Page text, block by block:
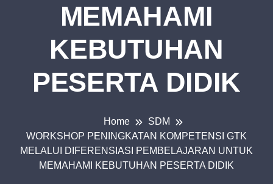
MEMAHAMI
KEBUTUHAN
PESERTA DIDIK
Home
SDM
WORKSHOP PENINGKATAN KOMPETENSI GTK
MELALUI DIFERENSIASI PEMBELAJARAN UNTUK
MEMAHAMI KEBUTUHAN PESERTA DIDIK